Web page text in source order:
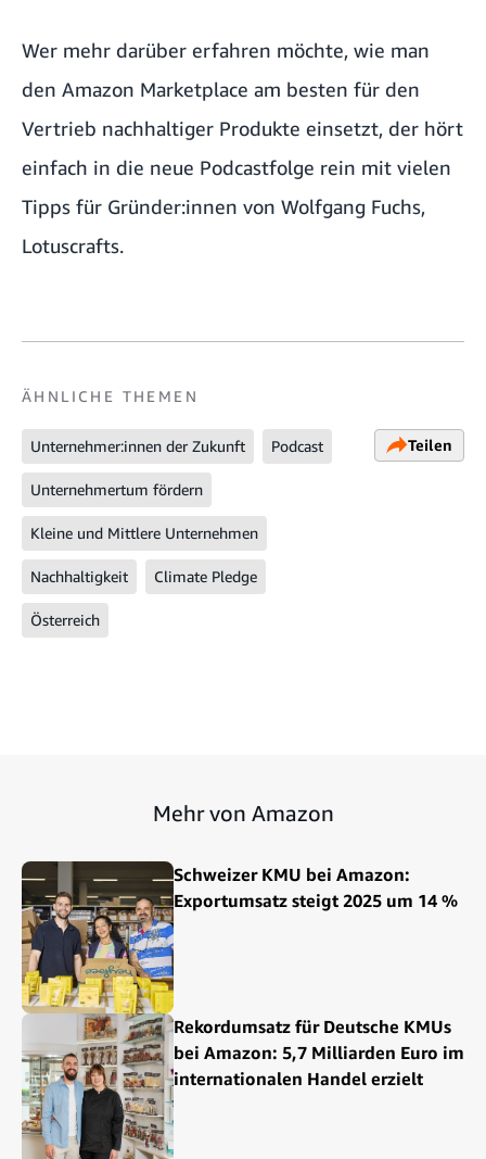
Wer mehr darüber erfahren möchte, wie man
den Amazon Marketplace am besten für den
Vertrieb nachhaltiger Produkte einsetzt, der hört
einfach in die neue Podcastfolge rein mit vielen
Tipps für Gründer:innen von Wolfgang Fuchs,
Lotuscrafts.
ÄHNLICHE THEMEN
Unternehmer:innen der Zukunft Podcast
Unternehmertum fördern
Kleine und Mittlere Unternehmen
Nachhaltigkeit Climate Pledge
Österreich
Teilen
Mehr von Amazon
Schweizer KMU bei Amazon:
Exportumsatz steigt 2025 um 14 %
Rekordumsatz für Deutsche KMUs
bei Amazon: 5,7 Milliarden Euro im
internationalen Handel erzielt